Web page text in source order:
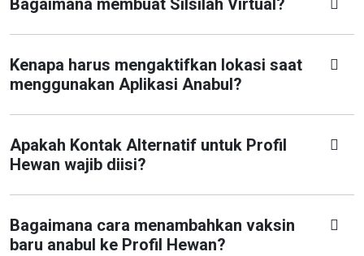
Bagaimana membuat Silsilah Virtual?
Kenapa harus mengaktifkan lokasi saat
menggunakan Aplikasi Anabul?
Apakah Kontak Alternatif untuk Profil
Hewan wajib diisi?
Bagaimana cara menambahkan vaksin
baru anabul ke Profil Hewan?